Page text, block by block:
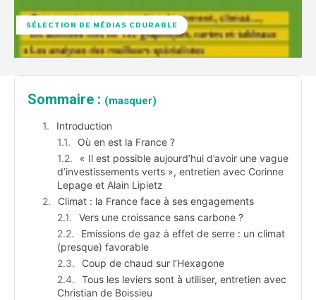
SÉLECTION DE MÉDIAS CDURABLE
Sommaire : (masquer)
Introduction
Où en est la France ?
« Il est possible aujourd’hui d’avoir une vague
d’investissements verts », entretien avec Corinne
Lepage et Alain Lipietz
Climat : la France face à ses engagements
Vers une croissance sans carbone ?
Emissions de gaz à effet de serre : un climat
(presque) favorable
Coup de chaud sur l’Hexagone
Tous les leviers sont à utiliser, entretien avec
Christian de Boissieu